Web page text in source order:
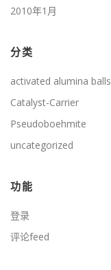
2010年1月
分类
activated alumina balls
Catalyst-Carrier
Pseudoboehmite
uncategorized
功能
登录
评论feed